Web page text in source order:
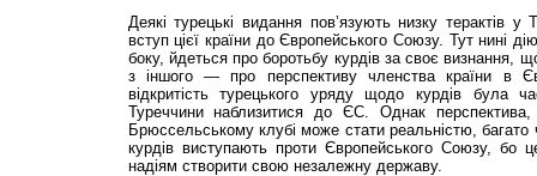
Деякі турецькі видання пов’язують низку терактів у
вступ цієї країни до Європейського Союзу. Тут нині
боку, йдеться про боротьбу курдів за своє визнання,
з іншого — про перспективу членства країни в
відкритість турецького уряду щодо курдів була
Туреччини наблизитися до ЄС. Однак
Брюссельському клубі може стати реальністю,
курдів виступають проти Європейського Союзу, бо
надіям створити свою незалежну державу.